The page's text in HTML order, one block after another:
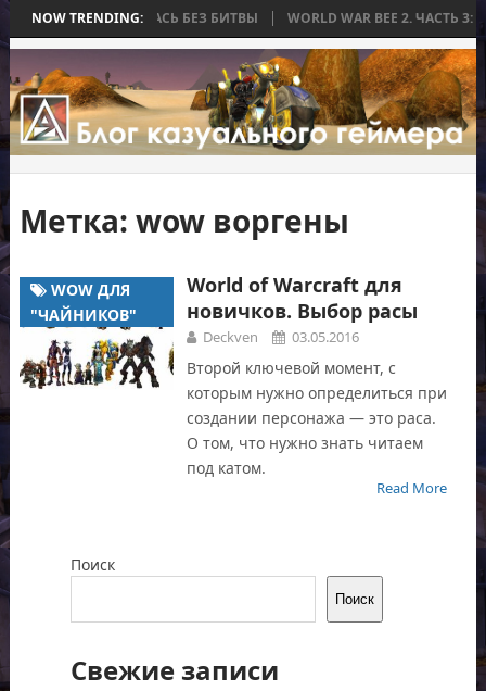
NOW TRENDING:
КОТОРАЯ ЗАКОНЧИЛАСЬ БЕЗ БИТВЫ WORLD WAR BEE 2. ЧАСТЬ
Метка:wow воргены
WOW ДЛЯ
"ЧАЙНИКОВ"
World of Warcraft для
новичков. Выбор расы
Deckven 03.05.2016
Второй ключевой момент, с
которым нужно определиться при
создании персонажа — это раса.
О том, что нужно знать читаем
под катом.
Read More
Поиск
Поиск
Свежие записи